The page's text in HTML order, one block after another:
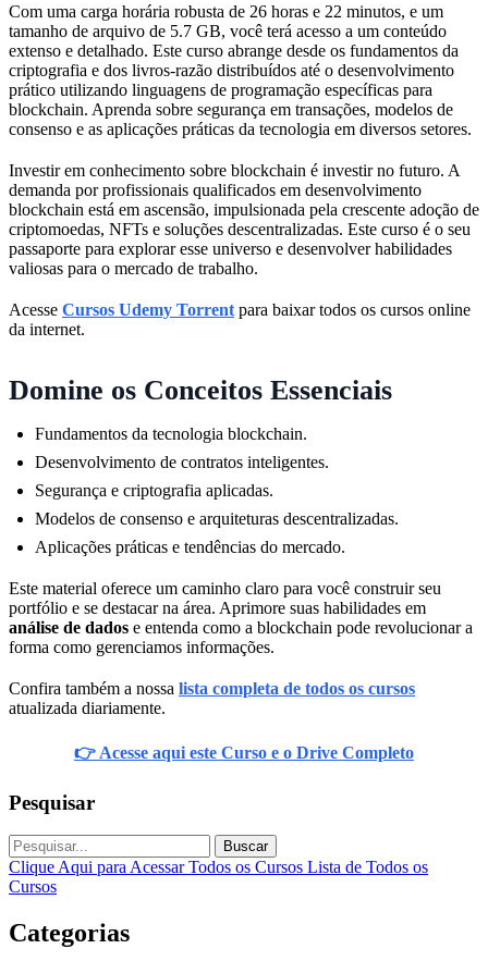
Com uma carga horária robusta de 26 horas e 22 minutos, e um
tamanho de arquivo de 5.7 GB, você terá acesso a um conteúdo
extenso e detalhado. Este curso abrange desde os fundamentos da
criptografia e dos livros-razão distribuídos até o desenvolvimento
prático utilizando linguagens de programação específicas para
blockchain. Aprenda sobre segurança em transações, modelos de
consenso e as aplicações práticas da tecnologia em diversos setores.
Investir em conhecimento sobre blockchain é investir no futuro. A
demanda por profissionais qualificados em desenvolvimento
blockchain está em ascensão, impulsionada pela crescente adoção de
criptomoedas, NFTs e soluções descentralizadas. Este curso é o seu
passaporte para explorar esse universo e desenvolver habilidades
valiosas para o mercado de trabalho.
Acesse Cursos Udemy Torrent para baixar todos os cursos online
da internet.
Domine os Conceitos Essenciais
Fundamentos da tecnologia blockchain.
Desenvolvimento de contratos inteligentes.
Segurança e criptografia aplicadas.
Modelos de consenso e arquiteturas descentralizadas.
Aplicações práticas e tendências do mercado.
Este material oferece um caminho claro para você construir seu
portfólio e se destacar na área. Aprimore suas habilidades em
análise de dados e entenda como a blockchain pode revolucionar a
forma como gerenciamos informações.
Confira também a nossa lista completa de todos os cursos
atualizada diariamente.
👉 Acesse aqui este Curso e o Drive Completo
Pesquisar
Buscar
Clique Aqui para Acessar Todos os Cursos Lista de Todos os
Cursos
Categorias